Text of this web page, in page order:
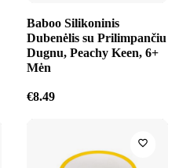
Baboo Silikoninis
Dubenėlis su Prilimpančiu
Dugnu, Peachy Keen, 6+
Mėn
€8.49